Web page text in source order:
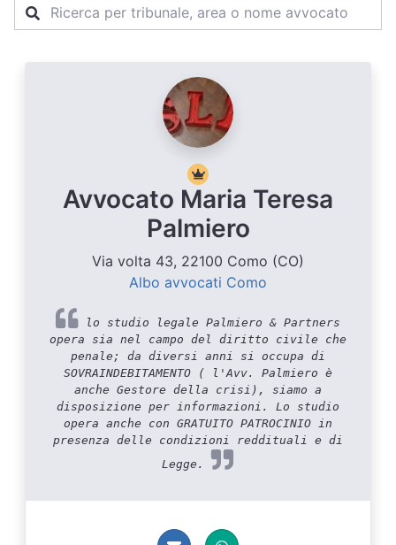
Avvocato Maria Teresa
Palmiero
Via volta 43, 22100 Como (CO)
Albo avvocati Como
lo studio legale Palmiero & Partners
opera sia nel campo del diritto civile che
penale; da diversi anni si occupa di
SOVRAINDEBITAMENTO ( l'Avv. Palmiero è
anche Gestore della crisi), siamo a
disposizione per informazioni. Lo studio
opera anche con GRATUITO PATROCINIO in
presenza delle condizioni reddituali e di
Legge.